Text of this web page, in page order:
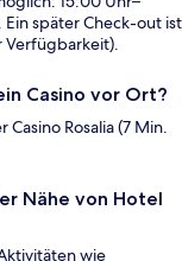
später Check-out ist
Casino vor Ort?
Rosalia (7 Min.
Nähe von Hotel
wie